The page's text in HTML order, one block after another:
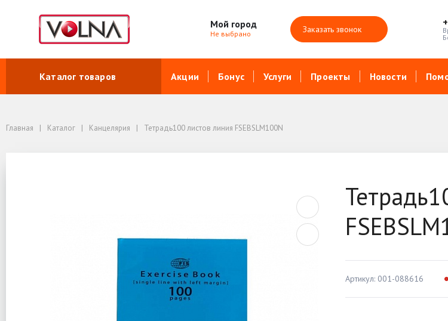
Мой город
Не выбрано Заказать звонок
Каталог товаров Акции Бонус Услуги Проекты Новости
Главная Каталог Канцелярия Тетрадь100 листов линия FSEBSLM100N
Артикул: 001-088616